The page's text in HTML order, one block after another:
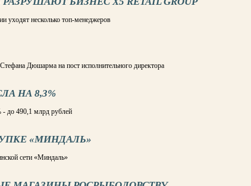
уходят несколько топ-менеджеров
Дюшарма на пост исполнительного директора
НА 8,3%
- до 490,1 млрд рублей
«МИНДАЛЬ»
сети «Миндаль»